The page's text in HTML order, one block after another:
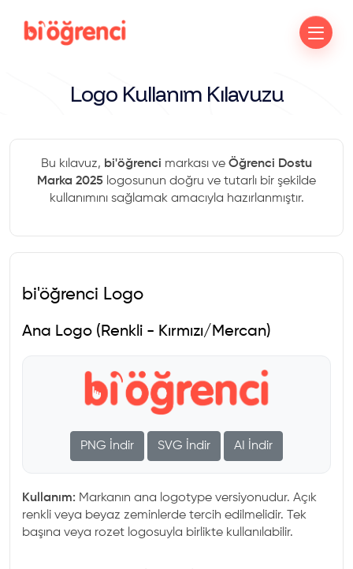
Logo Kullanım Kılavuzu
Bu kılavuz, bi'öğrenci markası ve Öğrenci Dostu
Marka 2025 logosunun doğru ve tutarlı bir şekilde
kullanımını sağlamak amacıyla hazırlanmıştır.
bi'öğrenci Logo
Ana Logo (Renkli - Kırmızı/Mercan)
PNG İndir SVG İndir AI İndir
Kullanım: Markanın ana logotype versiyonudur. Açık
renkli veya beyaz zeminlerde tercih edilmelidir. Tek
başına veya rozet logosuyla birlikte kullanılabilir.